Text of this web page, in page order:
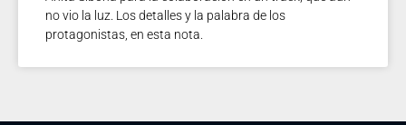
no vio la luz. Los detalles y la palabra de los
protagonistas, en esta nota.